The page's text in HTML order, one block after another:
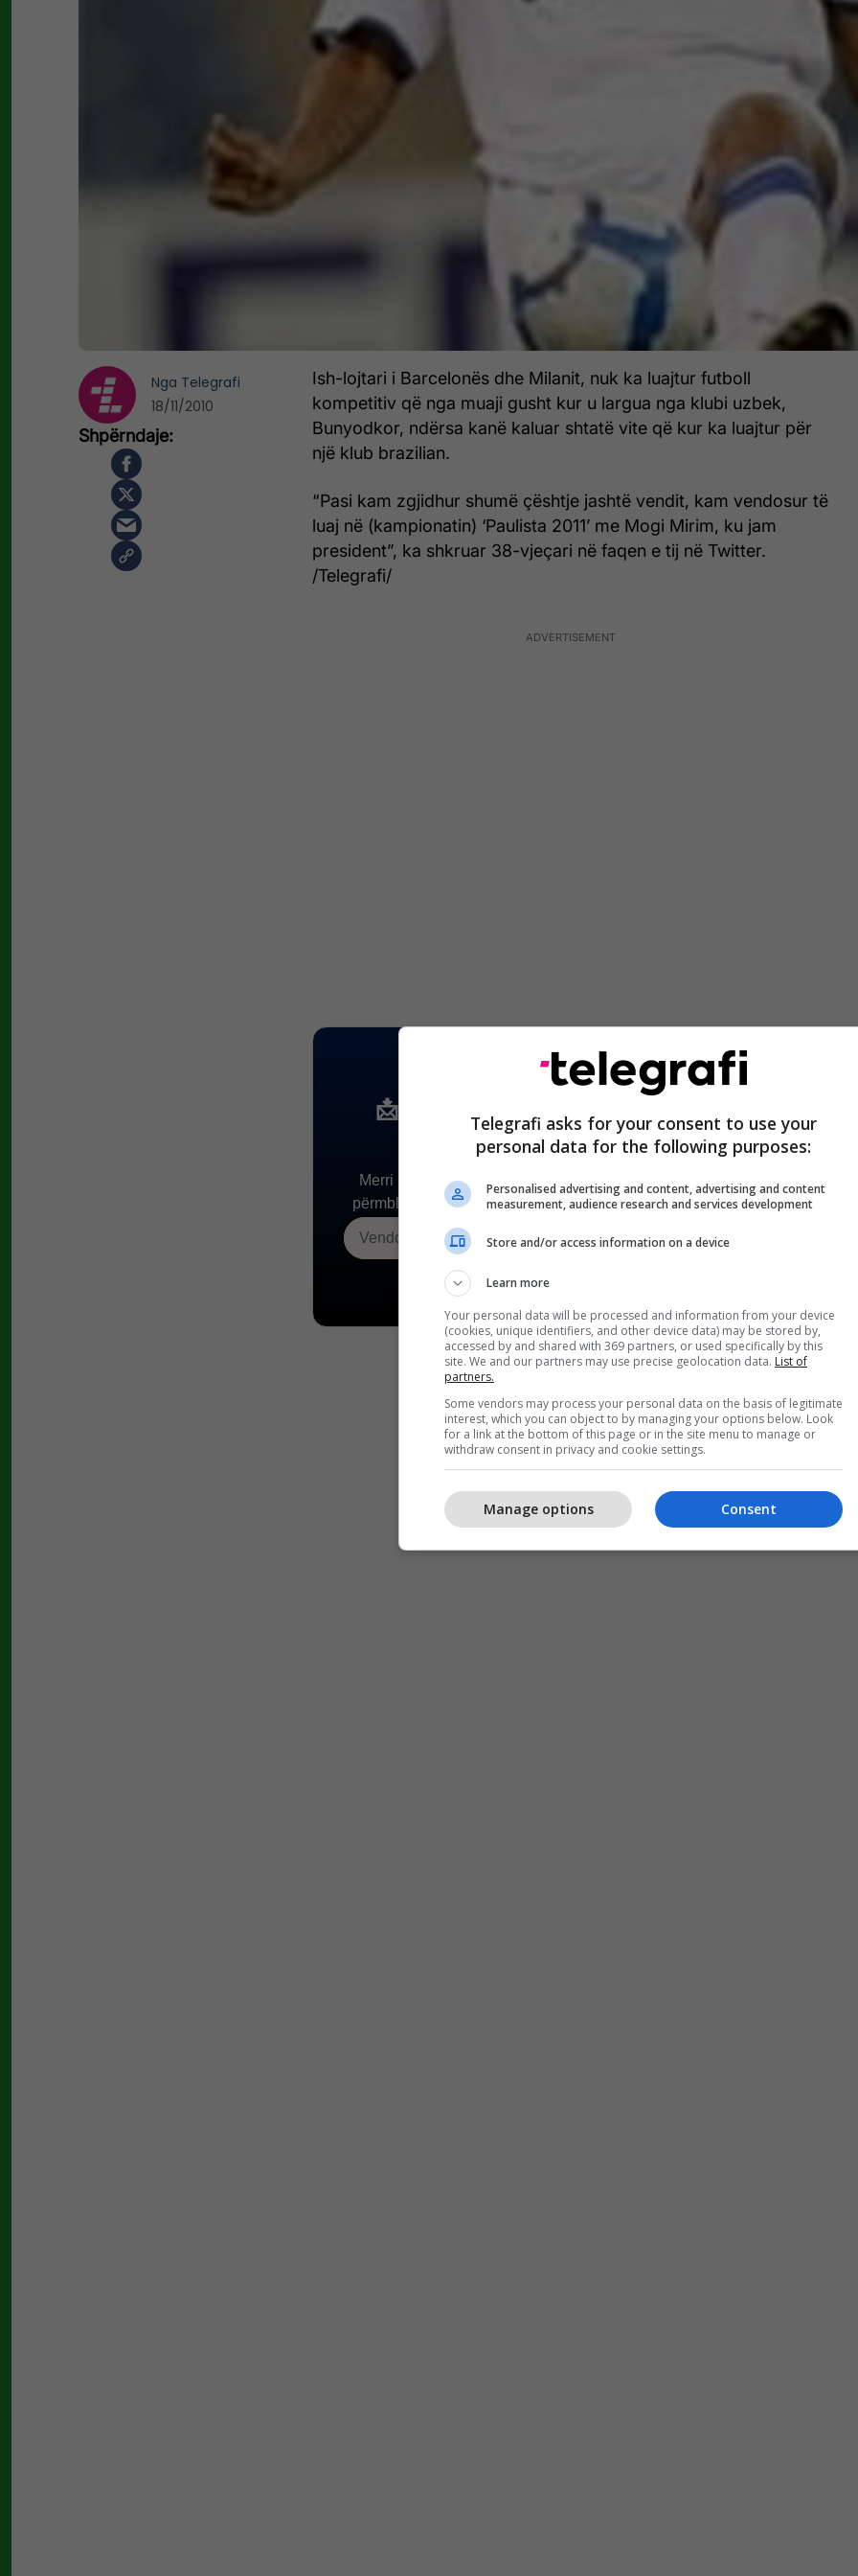
Ish-lojtari i Barcelonës dhe Milanit, nuk ka luajtur futboll
kompetitiv që nga muaji gusht kur u largua nga klubi uzbek,
Bunyodkor, ndërsa kanë kaluar shtatë vite që kur ka luajtur për
një klub brazilian.
“Pasi kam zgjidhur shumë çështje jashtë vendit, kam vendosur të
luaj në (kampionatin) ‘Paulista 2011’ me Mogi Mirim, ku jam
president”, ka shkruar 38-vjeçari në faqen e tij në Twitter.
/Telegrafi/
Nga Telegrafi
18/11/2010
Telegrafi asks for your consent to use your
personal data for the following purposes:
Personalised advertising and content, advertising and content
measurement, audience research and services development
Store and/or access information on a device
Learn more
Your personal data will be processed and information from your device
(cookies, unique identifiers, and other device data) may be stored by,
accessed by and shared with 369 partners, or used specifically by this
site. We and our partners may use precise geolocation data. List of
partners.
Some vendors may process your personal data on the basis of legitimate
interest, which you can object to by managing your options below. Look
for a link at the bottom of this page or in the site menu to manage or
withdraw consent in privacy and cookie settings.
Consent
Manage options